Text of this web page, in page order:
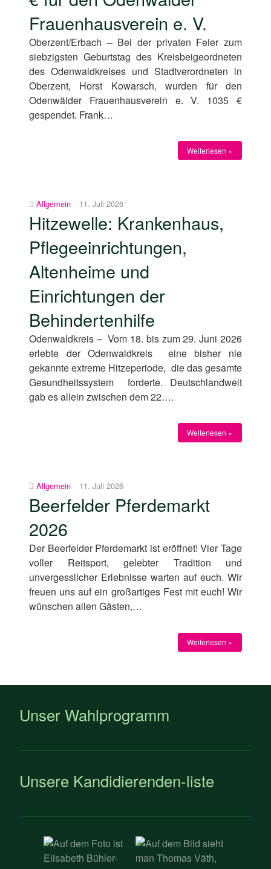
Frauenhausverein e. V.
Oberzent/Erbach – Bei der privaten Feier zum
siebzigsten Geburtstag des Kreisbeigeordneten
des Odenwaldkreises und Stadtverordneten in
Oberzent, Horst Kowarsch, wurden für den
Odenwälder Frauenhausverein e. V. 1035 €
gespendet. Frank…
Weiterlesen »
Allgemein 11. Juli 2026
Hitzewelle: Krankenhaus,
Pflegeeinrichtungen,
Altenheime und
Einrichtungen der
Behindertenhilfe
Odenwaldkreis – Vom 18. bis zum 29. Juni 2026
erlebte der Odenwaldkreis eine bisher nie
gekannte extreme Hitzeperiode, die das gesamte
Gesundheitssystem forderte. Deutschlandweit
gab es allein zwischen dem 22….
Weiterlesen »
Allgemein 11. Juli 2026
Beerfelder Pferdemarkt
2026
Der Beerfelder Pferdemarkt ist eröffnet! Vier Tage
voller Reitsport, gelebter Tradition und
unvergesslicher Erlebnisse warten auf euch. Wir
freuen uns auf ein großartiges Fest mit euch! Wir
wünschen allen Gästen,…
Weiterlesen »
Unser Wahlprogramm
Unsere Kandidierenden-liste